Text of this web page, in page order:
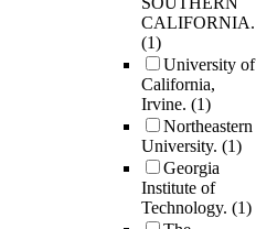
CALIFORNIA.
(1)
University of
California,
Irvine. (1)
Northeastern
University. (1)
Georgia
Institute of
Technology. (1)